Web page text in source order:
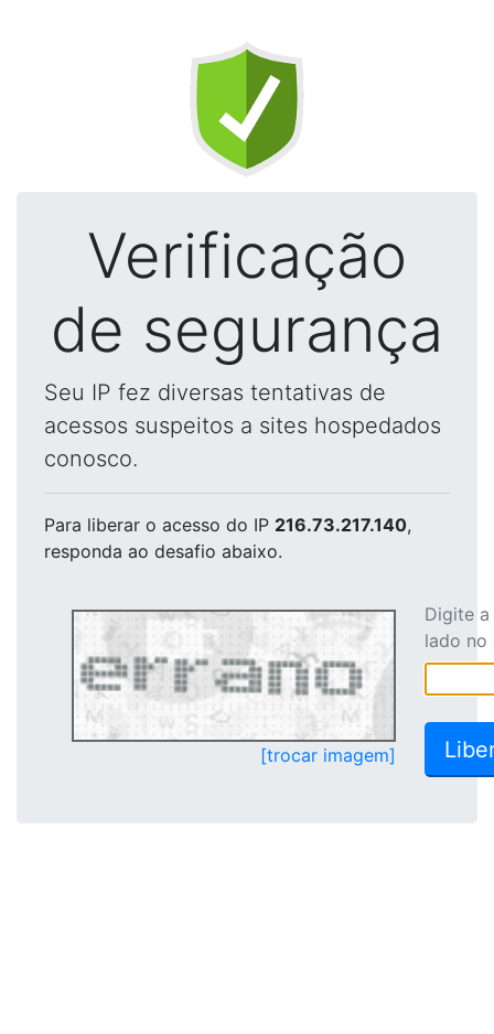
Verificação
de segurança
Seu IP fez diversas tentativas de
acessos suspeitos a sites hospedados
conosco.
Para liberar o acesso do IP 216.73.217.140,
responda ao desafio abaixo.
[trocar imagem]
Digite
lado no